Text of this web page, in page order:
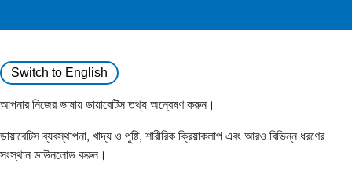
Switch to English
আপনার নিজের ভাষায় ডায়াবেটিস তথ্য অন্বেষণ করুন।
ডায়াবেটিস ব্যবস্থাপনা, খাদ্য ও পুষ্টি, শারীরিক ক্রিয়াকলাপ এবং আরও বিভিন্ন ধরণের
সংস্থান ডাউনলোড করুন।